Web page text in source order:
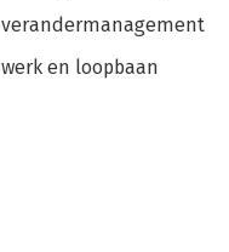
verandermanagement
werk en loopbaan